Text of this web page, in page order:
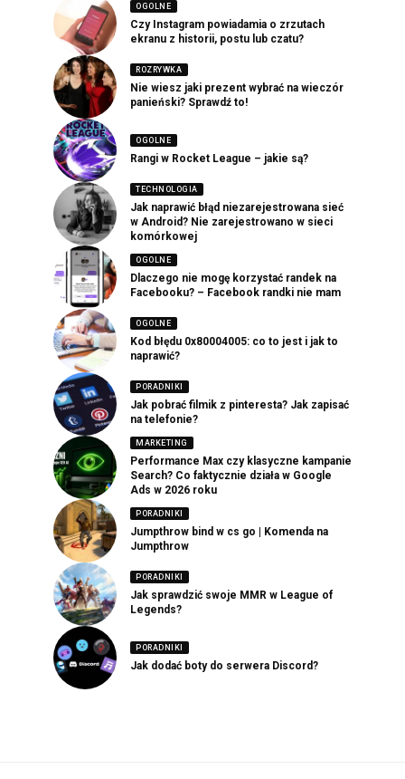
OGOLNE
Czy Instagram powiadamia o zrzutach
ekranu z historii, postu lub czatu?
ROZRYWKA
Nie wiesz jaki prezent wybrać na wieczór
panieński? Sprawdź to!
OGOLNE
Rangi w Rocket League – jakie są?
TECHNOLOGIA
Jak naprawić błąd niezarejestrowana sieć
w Android? Nie zarejestrowano w sieci
komórkowej
OGOLNE
Dlaczego nie mogę korzystać randek na
Facebooku? – Facebook randki nie mam
OGOLNE
Kod błędu 0x80004005: co to jest i jak to
naprawić?
PORADNIKI
Jak pobrać filmik z pinteresta? Jak zapisać
na telefonie?
MARKETING
Performance Max czy klasyczne kampanie
Search? Co faktycznie działa w Google
Ads w 2026 roku
PORADNIKI
Jumpthrow bind w cs go | Komenda na
Jumpthrow
PORADNIKI
Jak sprawdzić swoje MMR w League of
Legends?
PORADNIKI
Jak dodać boty do serwera Discord?